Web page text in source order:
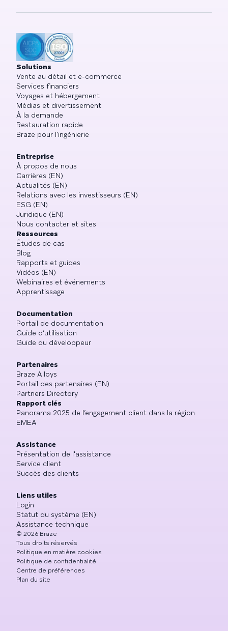
Solutions
Vente au détail et e-commerce
Services financiers
Voyages et hébergement
Médias et divertissement
À la demande
Restauration rapide
Braze pour l'ingénierie
Entreprise
À propos de nous
Carrières (EN)
Actualités (EN)
Relations avec les investisseurs (EN)
ESG (EN)
Juridique (EN)
Nous contacter et sites
Ressources
Études de cas
Blog
Rapports et guides
Vidéos (EN)
Webinaires et événements
Apprentissage
Documentation
Portail de documentation
Guide d’utilisation
Guide du développeur
Partenaires
Braze Alloys
Portail des partenaires (EN)
Partners Directory
Rapport clés
Panorama 2025 de l’engagement client dans la région
EMEA
Assistance
Présentation de l'assistance
Service client
Succès des clients
Liens utiles
Login
Statut du système (EN)
Assistance technique
© 2026 Braze
Tous droits réservés
Politique en matière cookies
Politique de confidentialité
Centre de préférences
Plan du site